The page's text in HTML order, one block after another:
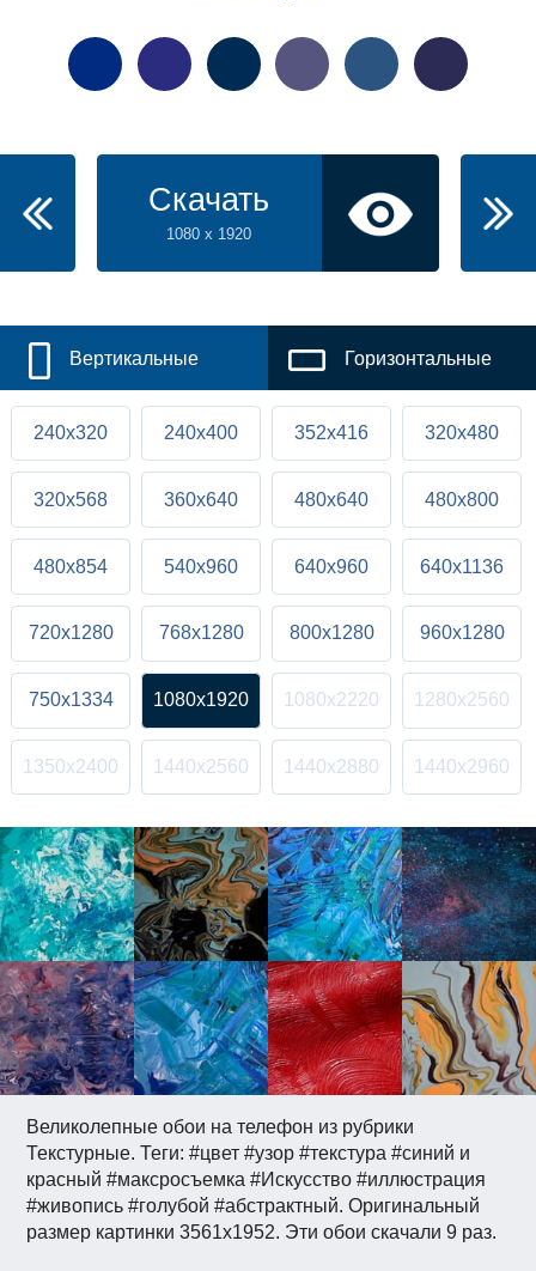
Великолепные обои на телефон из рубрики
Текстурные. Теги: #цвет #узор #текстура #синий и
красный #максросъемка #Искусство #иллюстрация
#живопись #голубой #абстрактный. Оригинальный
размер картинки 3561x1952. Эти обои скачали 9 раз.
Скачать
1080 x 1920
Вертикальные Горизонтальные
240x320 240x400 352x416 320x480
320x568 360x640 480x640 480x800
480x854 540x960 640x960 640x1136
720x1280 768x1280 800x1280 960x1280
750x1334 1080x1920 1080x2220 1280x2560
1350x2400 1440x2560 1440x2880 1440x2960